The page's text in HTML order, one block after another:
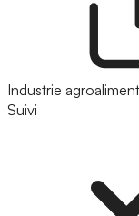
Industrie
Suivi